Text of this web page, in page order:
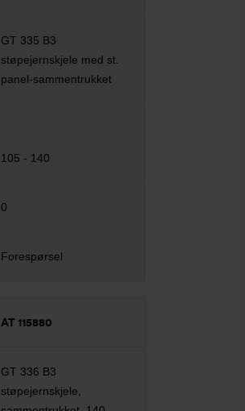
GT 335 B3
støpejernskjele med st.
panel-sammentrukket
105 - 140
0
Forespørsel
AT 115880
GT 336 B3
støpejernskjele,